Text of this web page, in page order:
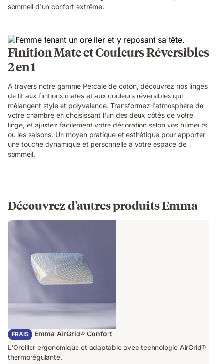
sommeil d'un confort extrême.
Finition Mate et Couleurs Réversibles
2 en 1
A travers notre gamme Percale de coton, découvrez nos linges
de lit aux finitions mates et aux couleurs réversibles qui
mélangent style et polyvalence. Transformez l'atmosphère de
votre chambre en choisissant l'un des deux côtés de votre
linge, et ajustez facilement votre décoration selon vos humeurs
ou les saisons. Un moyen pratique et esthétique pour apporter
une touche dynamique et personnelle à votre espace de
sommeil.
Découvrez d'autres produits Emma
FRAIS
Oreiller Emma AirGrid® Confort
L'Oreiller ergonomique et adaptable avec technologie AirGrid®
thermorégulante.